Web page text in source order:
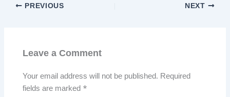
PREVIOUS NEXT
Leave a Comment
Your email address will not be published. Required
fields are marked *